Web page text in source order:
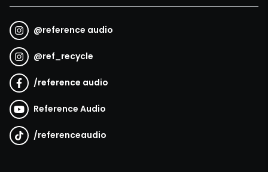
@reference audio
@ref_recycle
/reference audio
Reference Audio
/referenceaudio